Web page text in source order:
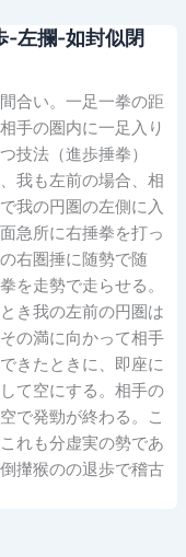
左攔-如封似閉
合い。一足一拳の距
手の圏内に一足入り
技法（進歩捶拳）
我も左前の場合、相
我の円圏の左側に入
急所に右捶拳を打っ
右圏捶に随勢で随
を走勢で走らせる。
き我の左前の円圏は
の満に向かって相手
きたときに、即座に
て空にする。相手の
で発勁が終わる。こ
れも分虚実の勢であ
攆猴のの退歩で稽古